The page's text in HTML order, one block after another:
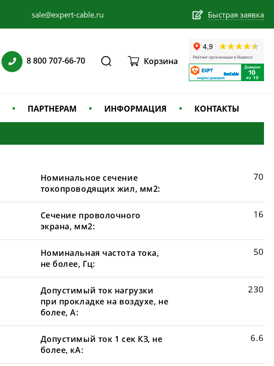
sale@expert-cable.ru Быстрая заявка
8 800 707-66-70 Корзина
ПАРТНЕРАМ ИНФОРМАЦИЯ КОНТАКТЫ
Номинальное сечение
токопроводящих жил, мм2:
70
Сечение проволочного
экрана, мм2:
16
Номинальная частота тока,
не более, Гц:
50
Допустимый ток нагрузки
при прокладке на воздухе, не
более, А:
230
Допустимый ток 1 сек КЗ, не
более, кА:
6.6